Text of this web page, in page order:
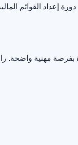
دورة إعداد القوائم
مهنية واضحة.